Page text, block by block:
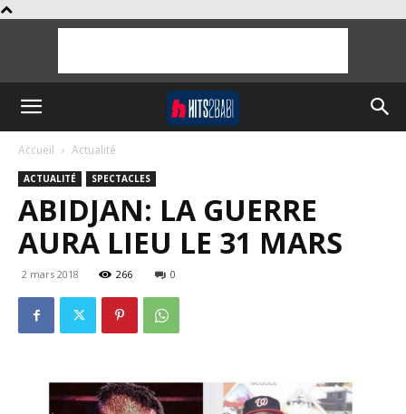
Accueil Actualité
ACTUALITÉ SPECTACLES
ABIDJAN: LA GUERRE
AURA LIEU LE 31 MARS
2 mars 2018 266 0